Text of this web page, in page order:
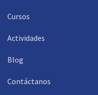
Cursos
Actividades
Blog
Contáctanos